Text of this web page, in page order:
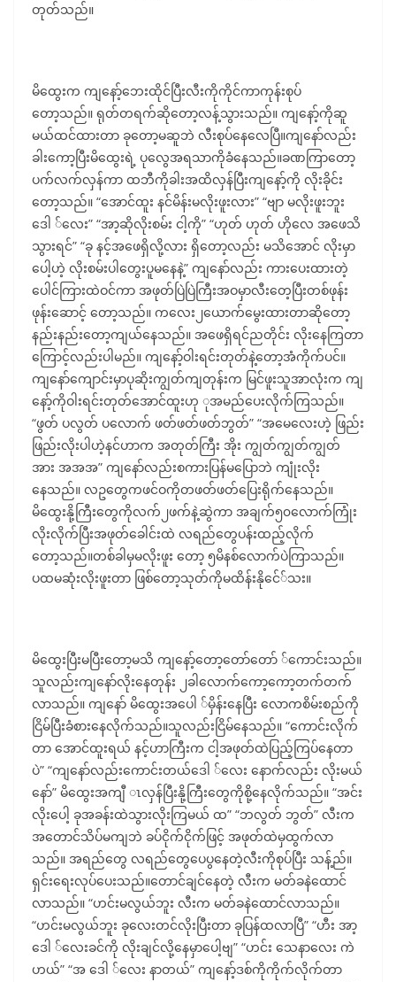
တုတ်သည်။
မိထွေးက ကျနော့်ဘေးထိုင်ပြီးလီးကိုကိုင်ကာကုန်းစုပ်
တော့သည်။ ရုတ်တရက်ဆိုတော့လန့်သွားသည်။ ကျနော့်ကိုဆူ
မယ်ထင်ထားတာ ခုတော့မဆူဘဲ လီးစုပ်နေလေပြီ။ကျနော်လည်း
ခါးကော့ပြီးမိထွေးရဲ့ ပုလွေအရသာကိုခံနေသည်။ခဏကြာတော့
ပက်လက်လှန်ကာ ထဘီကိုခါးအထိလှန်ပြီးကျနော့်ကို လိုးခိုင်း
တော့သည်။ “အောင်ထူး နင်မိန်းမလိုးဖူးလား” “ဗျာ မလိုးဖူးဘူး
ဒေါ ်လေး” “အာ့ဆိုလိုးစမ်း ငါ့ကို” “ဟုတ် ဟုတ် ဟိုလေ အဖေသိ
သွားရင်” “ခု နင့်အဖေရှိလို့လား ရှိတော့လည်း မသိအောင် လိုးမှာ
ပေါ့ဟဲ့ လိုးစမ်းပါတွေးပူမနေနဲ့” ကျနော်လည်း ကားပေးထားတဲ့
ပေါင်ကြားထဲဝင်ကာ အဖုတ်ပြဲပြဲကြီးအဝမှာလီးတေ့ပြီးတစ်ဖုန်း
ဖုန်းဆောင့် တော့သည်။ ကလေး၂ယောက်မွေးထားတာဆိုတော့
နည်းနည်းတော့ကျယ်နေသည်။ အဖေရှိရင်ညတိုင်း လိုးနေကြတာ
ကြောင့်လည်းပါမည်။ ကျနော့်ဝါးရင်းတုတ်နဲ့တော့အံကိုက်ပင်။
ကျနော်ကျောင်းမှာပုဆိုးကျွတ်ကျတုန်းက မြင်ဖူးသူအာလုံးက ကျ
နော့်ကိုဝါးရင်းတုတ်အောင်ထူးဟု ုအမည်ပေးလိုက်ကြသည်။
“ဖွတ် ပလွတ် ပလောက် ဖတ်ဖတ်ဖတ်ဘွတ်” “အမေလေးဟဲ့ ဖြည်း
ဖြည်းလိုးပါဟဲ့နင်ဟာက အတုတ်ကြီး အိုး ကျွတ်ကျွတ်ကျွတ်
အား အအအ” ကျနော်လည်းစကားပြန်မပြောဘဲ ကျုံးလိုး
နေသည်။ လဥတွေကဖင်ဝကိုတဖတ်ဖတ်ပြေးရိုက်နေသည်။
မိထွေးနို့ကြီးတွေကိုလက်၂ဖက်နဲ့ဆွဲကာ အချက်၅၀လောက်ကြုံး
လိုးလိုက်ပြီးအဖုတ်ခေါင်းထဲ လရည်တွေပန်းထည့်လိုက်
တော့သည်။တစ်ခါမှမလိုးဖူး တော့ ၅မိနစ်လောက်ပဲကြာသည်။
ပထမဆုံးလိုးဖူးတာ ဖြစ်တော့သုတ်ကိုမထိန်းနိုင်ေ်သး။
မိထွေးပြီးမပြီးတော့မသိ ကျနော့်တော့တော်တော် ်ကောင်းသည်။
သူလည်းကျနော်လိုးနေတုန်း ၂ခါလောက်ကော့ကော့တက်တက်
လာသည်။ ကျနော် မိထွေးအပေါ ်မှိန်းနေပြီး လောကစိမ်းစည်ကို
ငြိမ်ပြီးခံစားနေလိုက်သည်။သူလည်းငြိမ်နေသည်။ “ကောင်းလိုက်
တာ အောင်ထူးရယ် နင့်ဟာကြီးက ငါ့အဖုတ်ထဲပြည့်ကြပ်နေတာ
ပဲ” “ကျနော်လည်းကောင်းတယ်ဒေါ ်လေး နောက်လည်း လိုးမယ်
နော်” မိထွေးအကျီ ၤလှန်ပြီးနို့ကြီးတွေကိုစို့နေလိုက်သည်။ “အင်း
လိုးပေါ့ ခုအခန်းထဲသွားလိုးကြမယ် ထ” “ဘလွတ် ဘွတ်” လီးက
အတောင်သိပ်မကျဘဲ ခပ်ငိုက်ငိုက်ဖြင့် အဖုတ်ထဲမှထွက်လာ
သည်။ အရည်တွေ လရည်တွေပေပွနေတဲ့လီးကိုစုပ်ပြီး သန့်ည်။
ရှင်းရေးလုပ်ပေးသည်။တောင်ချင်နေတဲ့ လီးက မတ်ခနဲထောင်
လာသည်။ “ဟင်းမလွယ်ဘူး လီးက မတ်ခနဲထောင်လာသည်။
“ဟင်းမလွယ်ဘူး ခုလေးတင်လိုးပြီးတာ ခုပြန်ထလာပြီ” “ဟီး အာ့
ဒေါ ်လေးခင်ကို လိုးချင်လို့နေမှာပေါ့ဗျ” “ဟင်း သေနာလေး ကဲ
ဟယ်” “အ ဒေါ ်လေး နာတယ်” ကျနော့်ဒစ်ကိုကိုက်လိုက်တာ